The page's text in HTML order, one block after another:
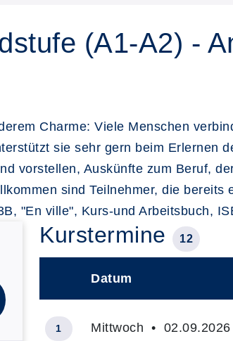
(A1-A2) -
Charme: Viele Menschen
sie sehr gern beim Erlernen
vorstellen, Auskünfte zum Beruf,
sind Teilnehmer, die bereits
"En ville", Kurs-und Arbeitsbuch,
Kurstermine 12
Datum
1 Mittwoch •